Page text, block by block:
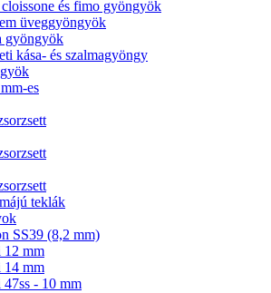
és fimo gyöngyök
üveggyöngyök
gyöngyök
kása- és szalmagyöngy
es
teklák
SS39 (8,2 mm)
mm
mm
- 10 mm